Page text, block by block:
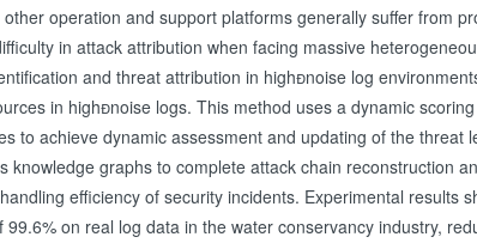
operation and support platforms generally suffer from
in attack attribution when facing massive
and threat attribution in highnoise log
in highnoise logs. This method uses a dynamic
to achieve dynamic assessment and updating of the threat
knowledge graphs to complete attack chain reconstruction
efficiency of security incidents. Experimental results
on real log data in the water conservancy industry,